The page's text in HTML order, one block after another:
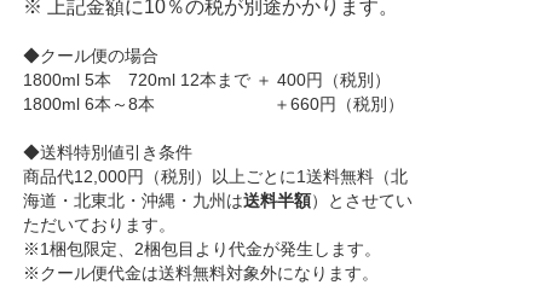
※ 上記金額に10％の税が別途かかります。
◆クール便の場合
1800ml 5本 720ml 12本まで ＋ 400円（税別）
1800ml 6本～8本 ＋660円（税別）
◆送料特別値引き条件
商品代12,000円（税別）以上ごとに1送料無料（北
海道・北東北・沖縄・九州は送料半額）とさせてい
ただいております。
※1梱包限定、2梱包目より代金が発生します。
※クール便代金は送料無料対象外になります。